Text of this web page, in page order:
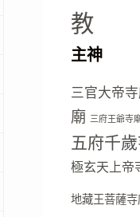
教
主神
三官大帝
廟 三府王爺寺
五府千
極玄天上帝
地藏王菩薩寺